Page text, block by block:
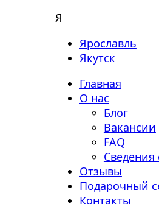
Я
Ярославль
Якутск
Главная
О нас
Блог
Вакансии
FAQ
Сведения
Отзывы
Подарочный
Контакты